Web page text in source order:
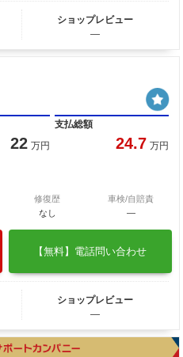
ショップレビュー
―
22 万円
支払総額
24.7 万円
修復歴
なし
車検/自賠責
―
【無料】電話問い合わせ
ショップレビュー
―